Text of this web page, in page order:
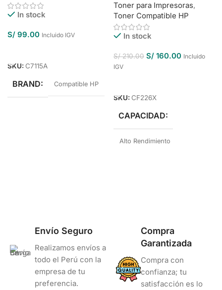
In stock
S/ 99.00 Incluido IGV
SKU: C7115A
BRAND Compatible HP
Toner para Impresoras,
Toner Compatible HP
In stock
S/210.00 S/ 160.00 Incluido
IGV
SKU: CF226X
CAPACIDAD
Alto Rendimiento
Envío Seguro
Realizamos envíos a
todo el Perú con la
empresa de tu
preferencia.
Compra
Garantizada
Compra con
confianza; tu
satisfacción es lo